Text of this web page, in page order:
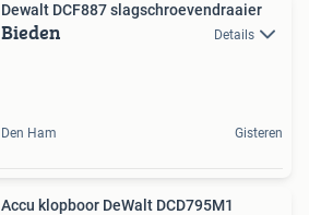
Dewalt DCF887 slagschroevendraaier
Bieden Details
Den Ham Gisteren
Accu klopboor DeWalt DCD795M1